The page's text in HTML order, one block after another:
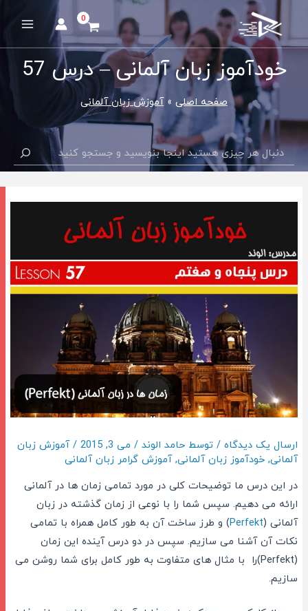
Menu
خودآموز زبان آلمانی – درس 57
صفحه اصلی آموزش زبان آلمانی
جستجو
ارسال یک دیدگاه / توسط حامد الوند / می 3, 2015 /آموزش زبان
آلمانی, خودآموز زبان آلمانی,آموزش گرامر زبان آلمانی
در این درس ما توضیحات کلی در مورد تمامی زمان ها در آلمانی
ارائه می دهیم. سپس شما را با نوعی از زمان گذشته در زبان
آلمانی (
(Perfekt و طرز ساخت آن به طور کامل همراه با تمامی
نکات آن آشنا می سازیم. سپس در دو درس آینده این زمان
(Perfekt)را با مثال های متفاوت به طور کامل برای شما روشن می
سازیم.